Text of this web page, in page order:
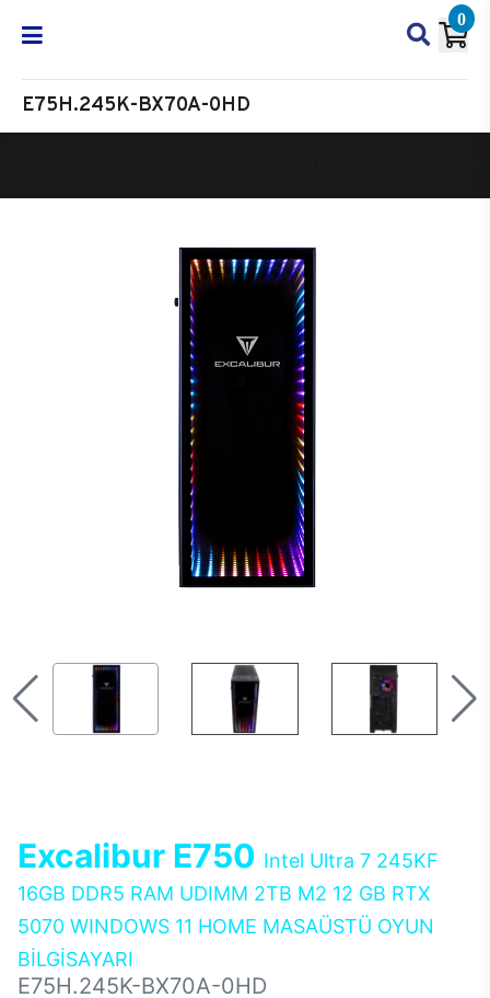
0
E75H.245K-BX70A-0HD
Excalibur E750 Intel Ultra 7 245KF
16GB DDR5 RAM UDIMM 2TB M2 12 GB RTX
5070 WINDOWS 11 HOME MASAÜSTÜ OYUN
BİLGİSAYARI
E75H.245K-BX70A-0HD